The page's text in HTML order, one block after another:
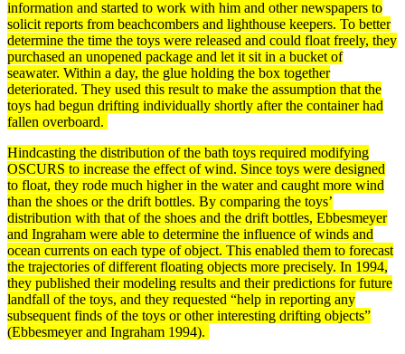
information and started to work with him and other newspapers to
solicit reports from beachcombers and lighthouse keepers. To better
determine the time the toys were released and could float freely, they
purchased an unopened package and let it sit in a bucket of
seawater. Within a day, the glue holding the box together
deteriorated. They used this result to make the assumption that the
toys had begun drifting individually shortly after the container had
fallen overboard.
Hindcasting the distribution of the bath toys required modifying
OSCURS to increase the effect of wind. Since toys were designed
to float, they rode much higher in the water and caught more wind
than the shoes or the drift bottles. By comparing the toys’
distribution with that of the shoes and the drift bottles, Ebbesmeyer
and Ingraham were able to determine the influence of winds and
ocean currents on each type of object. This enabled them to forecast
the trajectories of different floating objects more precisely. In 1994,
they published their modeling results and their predictions for future
landfall of the toys, and they requested “help in reporting any
subsequent finds of the toys or other interesting drifting objects”
(Ebbesmeyer and Ingraham 1994).